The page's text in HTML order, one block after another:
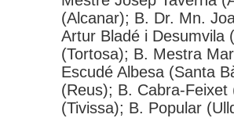
(Alcanar); B. Dr. Mn.
Artur Bladé i Desumvila
(Tortosa); B. Mestra
Escudé Albesa (Santa
(Reus); B. Cabra-
(Tivissa); B. Popular